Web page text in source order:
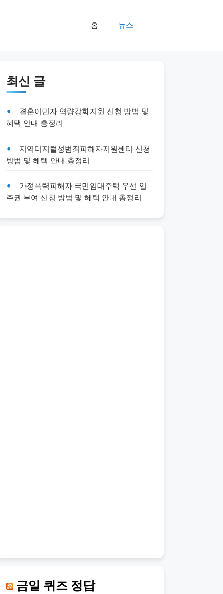
홈 뉴스
최신 글
결혼이민자 역량강화지원 신청 방법 및
혜택 안내 총정리
지역디지털성범죄피해자지원센터 신청
방법 및 혜택 안내 총정리
가정폭력피해자 국민임대주택 우선 입
주권 부여 신청 방법 및 혜택 안내 총정리
금일 퀴즈 정답